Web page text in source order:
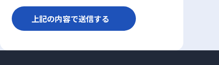
上記の内容で送信する